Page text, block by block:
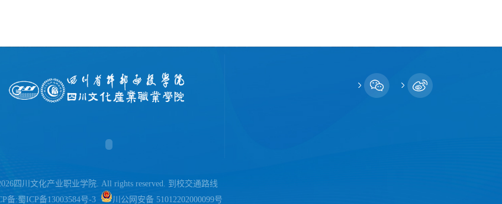
四川文化产业职业学院. All rights reserved. 到校交通路线
备:蜀ICP备13003584号-3 川公网安备 51012202000099号